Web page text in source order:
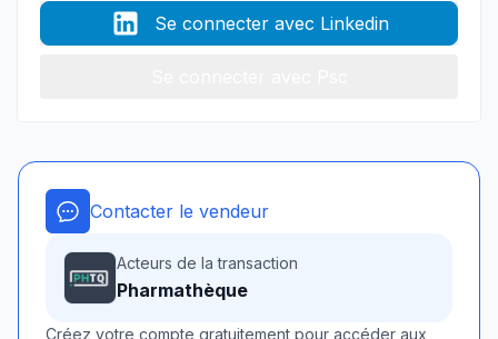
Se connecter avec Linkedin
Contacter le vendeur
Acteurs de la transaction
Pharmathèque
Créez votre compte gratuitement pour accéder aux